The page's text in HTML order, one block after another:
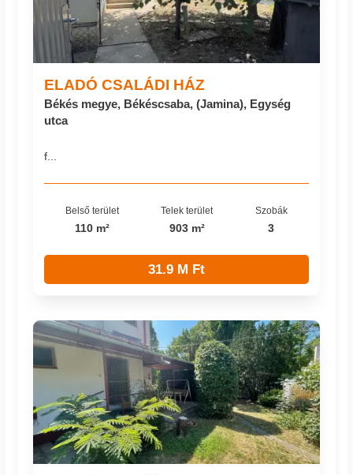
ELADÓ CSALÁDI HÁZ
Békés megye, Békéscsaba, (Jamina), Egység
utca
f...
Belső terület
110 m²
Telek terület
903 m²
Szobák
3
31.9 M Ft